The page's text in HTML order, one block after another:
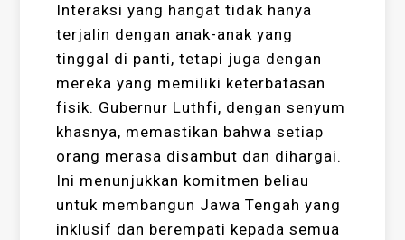
Interaksi yang hangat tidak hanya
terjalin dengan anak-anak yang
tinggal di panti, tetapi juga dengan
mereka yang memiliki keterbatasan
fisik. Gubernur Luthfi, dengan senyum
khasnya, memastikan bahwa setiap
orang merasa disambut dan dihargai.
Ini menunjukkan komitmen beliau
untuk membangun Jawa Tengah yang
inklusif dan berempati kepada semua